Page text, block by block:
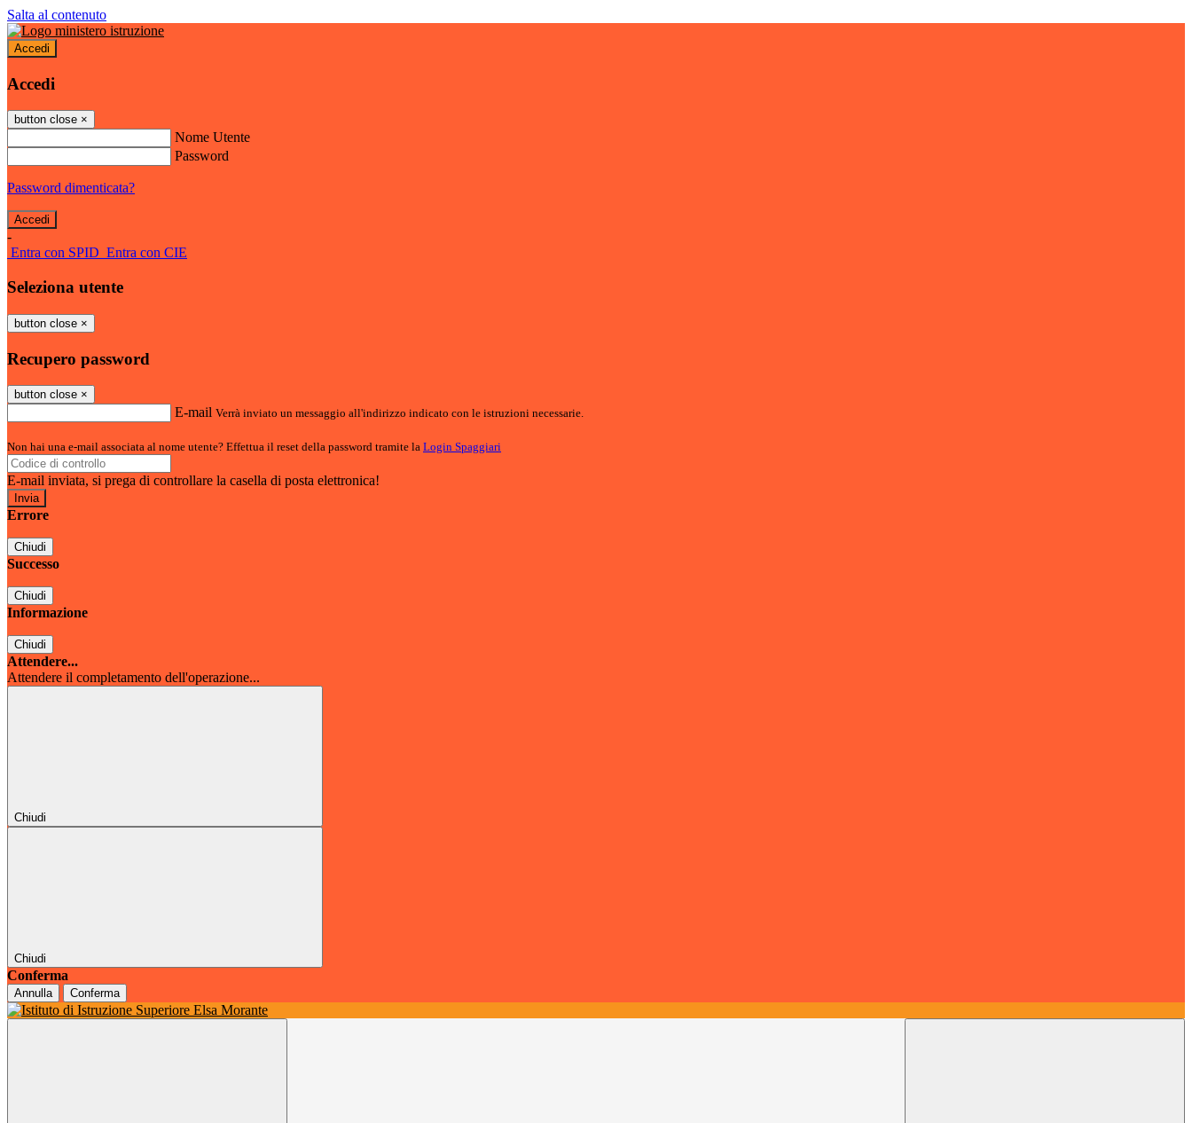
Salta al contenuto
Accedi
Accedi
button close ×
Nome Utente
Password
Password dimenticata?
-
Entra con SPID Entra con CIE
Seleziona utente
button close ×
Recupero password
button close ×
E-mail Verrà inviato un messaggio all'indirizzo indicato con le istruzioni necessarie.
Non hai una e-mail associata al nome utente? Effettua il reset della password tramite la Login Spaggiari
E-mail inviata, si prega di controllare la casella di posta elettronica!
Errore
Chiudi
Successo
Chiudi
Informazione
Chiudi
Attendere...
Attendere il completamento dell'operazione...
Chiudi
Chiudi
Conferma
Annulla Conferma